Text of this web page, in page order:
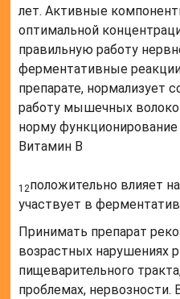
лет. Активные
оптимальной
правильную работу
ферментативные
препарате, нормализует
работу мышечных
норму
Витамин B
12положительно влияет
участвует в
Принимать препарат
возрастных нарушениях
пищеварительного
проблемах, нервозности.